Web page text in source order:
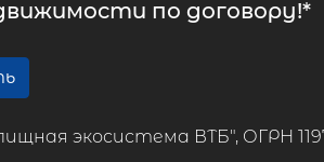
по договору!*
экосистема ВТБ", ОГРН